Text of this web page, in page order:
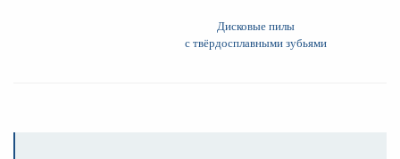
Дисковые пилы
с твёрдосплавными зубьями